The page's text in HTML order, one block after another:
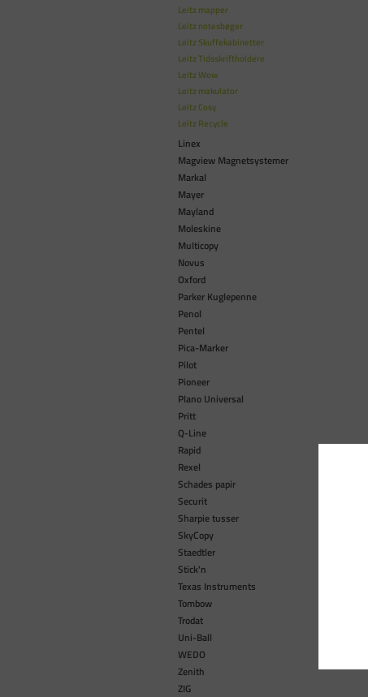
Leitz mapper
Leitz notesbøger
Leitz Skuffekabinetter
Leitz Tidsskriftholdere
Leitz Wow
Leitz makulator
Leitz Cosy
Leitz Recycle
Linex
Magview Magnetsystemer
Markal
Mayer
Mayland
Moleskine
Multicopy
Novus
Oxford
Parker Kuglepenne
Penol
Pentel
Pica-Marker
Pilot
Pioneer
Plano Universal
Pritt
Q-Line
Rapid
Rexel
Schades papir
Securit
Sharpie tusser
SkyCopy
Staedtler
Stick'n
Texas Instruments
Tombow
Trodat
Uni-Ball
WEDO
Zenith
ZIG